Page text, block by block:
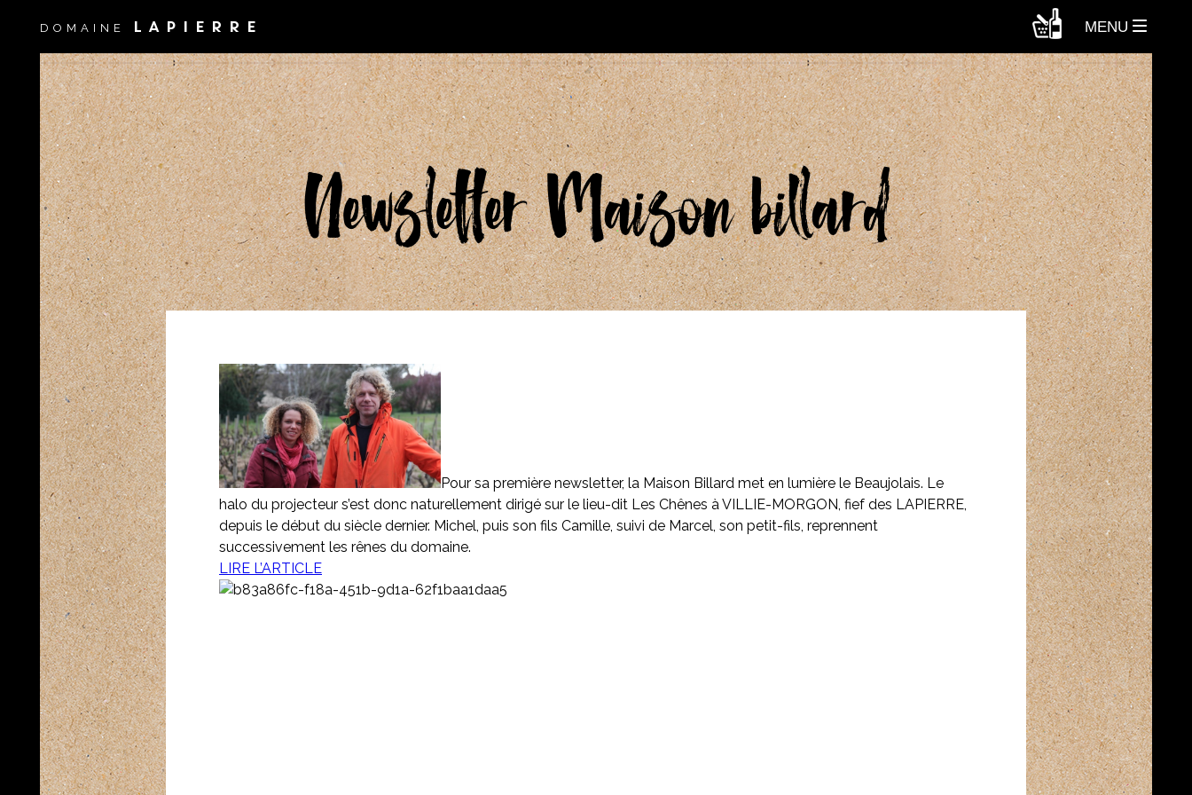
DOMAINE LAPIERRE MENU
Newsletter Maison billard
Pour sa première newsletter, la Maison Billard met en lumière le Beaujolais. Le
halo du projecteur s’est donc naturellement dirigé sur le lieu-dit Les Chênes à VILLIE-MORGON, fief des LAPIERRE,
depuis le début du siècle dernier. Michel, puis son fils Camille, suivi de Marcel, son petit-fils, reprennent
successivement les rênes du domaine.
LIRE L’ARTICLE